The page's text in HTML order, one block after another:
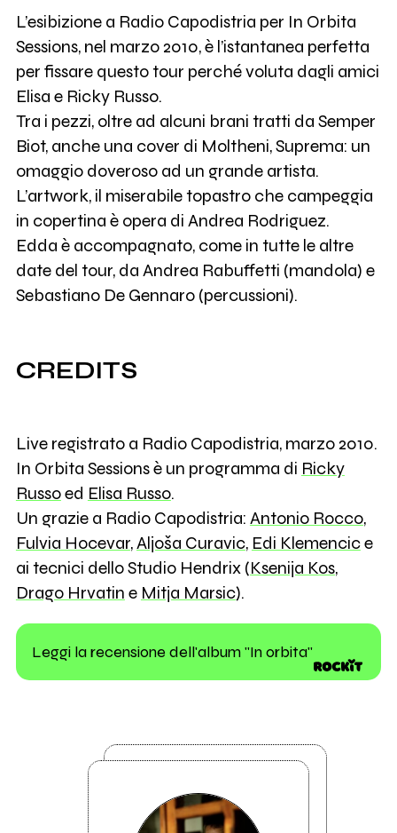
L’esibizione a Radio Capodistria per In Orbita
Sessions, nel marzo 2010, è l’istantanea perfetta
per fissare questo tour perché voluta dagli amici
Elisa e Ricky Russo.
Tra i pezzi, oltre ad alcuni brani tratti da Semper
Biot, anche una cover di Moltheni, Suprema: un
omaggio doveroso ad un grande artista.
L’artwork, il miserabile topastro che campeggia
in copertina è opera di Andrea Rodriguez.
Edda è accompagnato, come in tutte le altre
date del tour, da Andrea Rabuffetti (mandola) e
Sebastiano De Gennaro (percussioni).
CREDITS
Live registrato a Radio Capodistria, marzo 2010.
In Orbita Sessions è un programma di Ricky
Russoed Elisa Russo.
Un grazie a Radio Capodistria: Antonio Rocco,
Fulvia Hocevar,Aljoša Curavic, Edi Klemencice
ai tecnici dello Studio Hendrix (Ksenija Kos,
Drago Hrvatin e Mitja Marsic).
Leggi la recensione dell'album "In orbita"